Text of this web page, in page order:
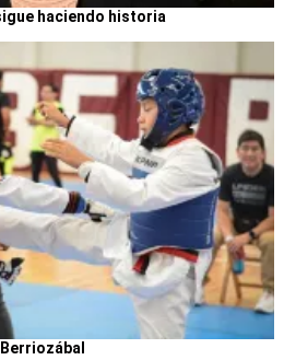
haciendo historia